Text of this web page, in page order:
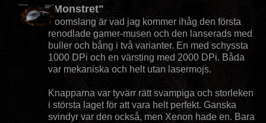
"Monstret"
Boomslang är vad jag kommer ihåg den första
renodlade gamer-musen och den lanserads med
buller och bång i två varianter. En med schyssta
1000 DPi och en värsting med 2000 DPi. Båda
var mekaniska och helt utan lasermojs.
Knapparna var tyvärr rätt svampiga och storleken
i största laget för att vara helt perfekt. Ganska
svindyr var den också, men Xenon hade en. Bara